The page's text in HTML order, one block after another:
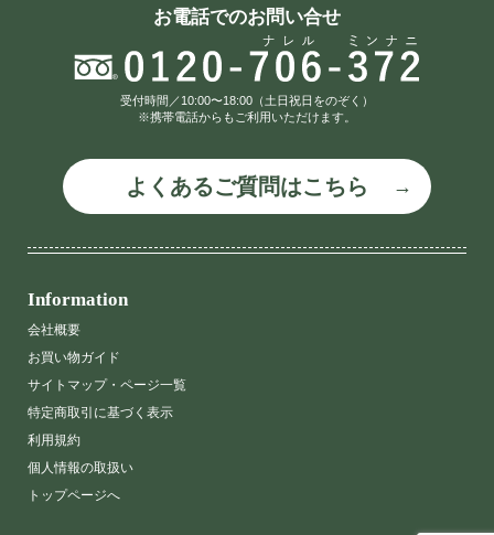
お電話でのお問い合せ
受付時間／10:00〜18:00（土日祝日をのぞく）
※携帯電話からもご利用いただけます。
よくあるご質問はこちら
Information
会社概要
お買い物ガイド
サイトマップ・ページ一覧
特定商取引に基づく表示
利用規約
個人情報の取扱い
トップページへ